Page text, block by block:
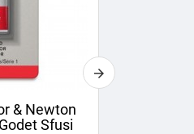
& Newton
Sfusi